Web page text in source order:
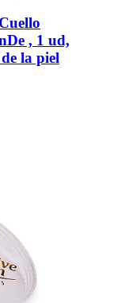
, 1 ud,
la piel